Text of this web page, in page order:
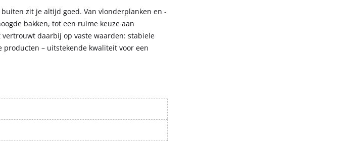
zit je altijd goed. Van vlonderplanken en -
bakken, tot een ruime keuze aan
daarbij op vaste waarden: stabiele
– uitstekende kwaliteit voor een